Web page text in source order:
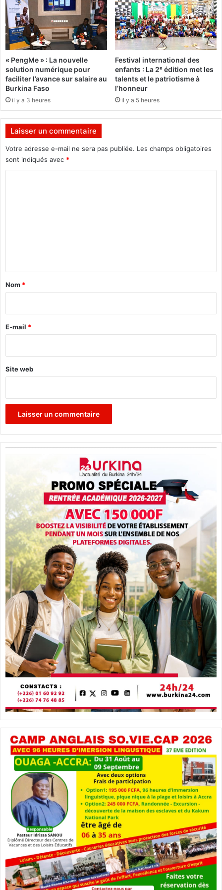
a
n
s
p
o
r
t
b
r
i
a
b
d
u
S
é
é
g
a
« PengMe » : La nouvelle
solution numérique pour
faciliter l’avance sur salaire au
Burkina Faso
il y a 3 heures
Festival international des
enfants : La 2ᵉ édition met les
talents et le patriotisme à
l’honneur
il y a 5 heures
Laisser un commentaire
Votre adresse e-mail ne sera pas publiée. Les champs obligatoires
sont indiqués avec *
a
e
Nom *
E-mail *
Site web